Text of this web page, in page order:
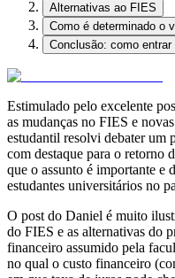
Alternativas ao FIES
Como é determinado o
Conclusão: como
Estimulado pelo excelente
as mudanças no FIES e
estudantil resolvi debater um
com destaque para o retorno
que o assunto é importante e
estudantes universitários no
O post do Daniel é muito
do FIES e as alternativas do
financeiro assumido pela
no qual o custo financeiro